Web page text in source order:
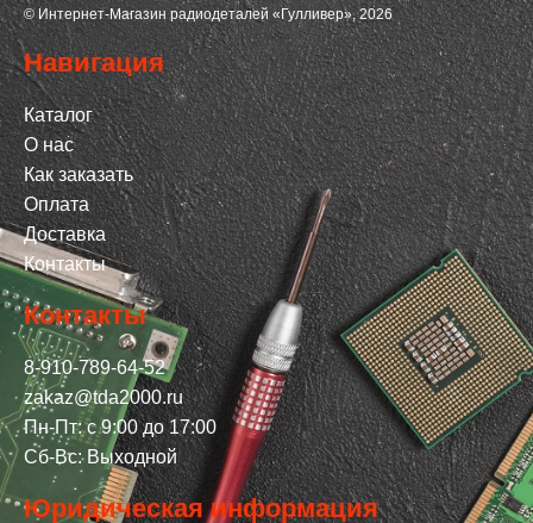
© Интернет-Магазин радиодеталей «Гулливер», 2026
Навигация
Каталог
О нас
Как заказать
Оплата
Доставка
Контакты
Контакты
8-910-789-64-52
zakaz@tda2000.ru
Пн-Пт: с 9:00 до 17:00
Сб-Вс: Выходной
Юридическая информация